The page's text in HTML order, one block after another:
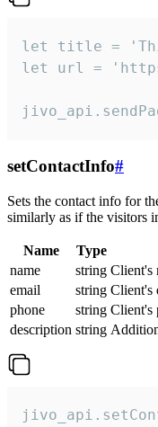
let title =
let url =
setContactInfo#
Sets the contact info for
similarly as if the visitors
Name Type
name
string Client's
email
string Client's
phone
string Client's
description string